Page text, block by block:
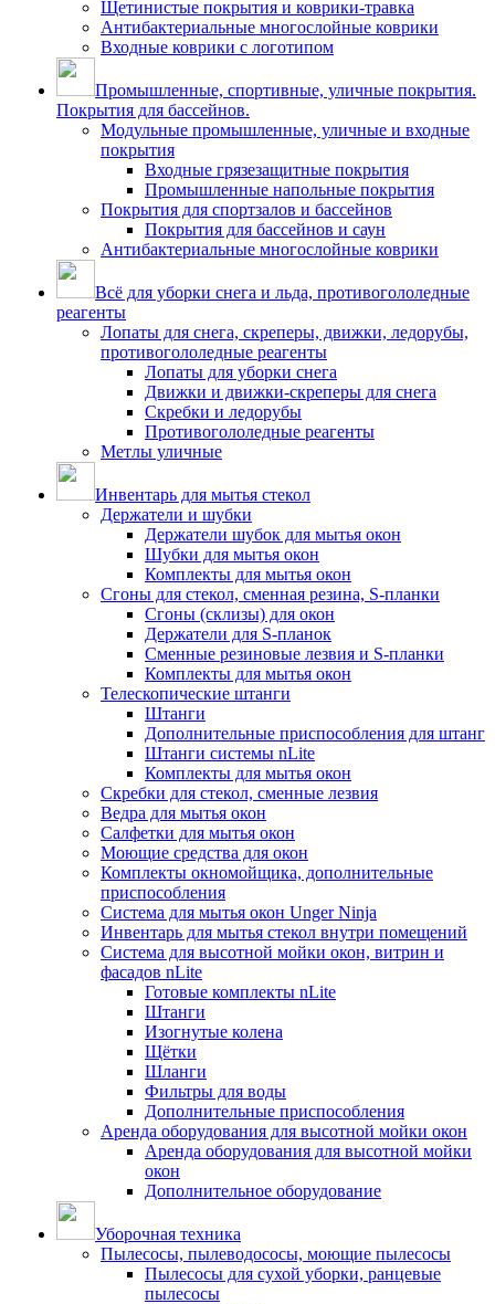
Щетинистые покрытия и коврики-травка
Антибактериальные многослойные коврики
Входные коврики с логотипом
Промышленные, спортивные, уличные покрытия.
Покрытия для бассейнов.
Модульные промышленные, уличные и входные
покрытия
Входные грязезащитные покрытия
Промышленные напольные покрытия
Покрытия для спортзалов и бассейнов
Покрытия для бассейнов и саун
Антибактериальные многослойные коврики
Всё для уборки снега и льда, противогололедные
реагенты
Лопаты для снега, скреперы, движки, ледорубы,
противогололедные реагенты
Лопаты для уборки снега
Движки и движки-скреперы для снега
Скребки и ледорубы
Противогололедные реагенты
Метлы уличные
Инвентарь для мытья стекол
Держатели и шубки
Держатели шубок для мытья окон
Шубки для мытья окон
Комплекты для мытья окон
Сгоны для стекол, сменная резина, S-планки
Сгоны (склизы) для окон
Держатели для S-планок
Сменные резиновые лезвия и S-планки
Комплекты для мытья окон
Телескопические штанги
Штанги
Дополнительные приспособления для штанг
Штанги системы nLite
Комплекты для мытья окон
Скребки для стекол, сменные лезвия
Ведра для мытья окон
Салфетки для мытья окон
Моющие средства для окон
Комплекты окномойщика, дополнительные
приспособления
Система для мытья окон Unger Ninja
Инвентарь для мытья стекол внутри помещений
Система для высотной мойки окон, витрин и
фасадов nLite
Готовые комплекты nLite
Штанги
Изогнутые колена
Щётки
Шланги
Фильтры для воды
Дополнительные приспособления
Аренда оборудования для высотной мойки окон
Аренда оборудования для высотной мойки
окон
Дополнительное оборудование
Уборочная техника
Пылесосы, пылеводососы, моющие пылесосы
Пылесосы для сухой уборки, ранцевые
пылесосы